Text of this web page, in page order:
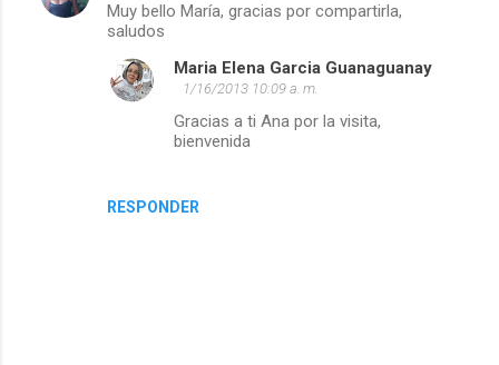
Muy bello María, gracias por compartirla,
saludos
RESPONDER
Maria Elena Garcia Guanaguanay
1/16/2013 10:09 a. m.
Gracias a ti Ana por la visita,
bienvenida